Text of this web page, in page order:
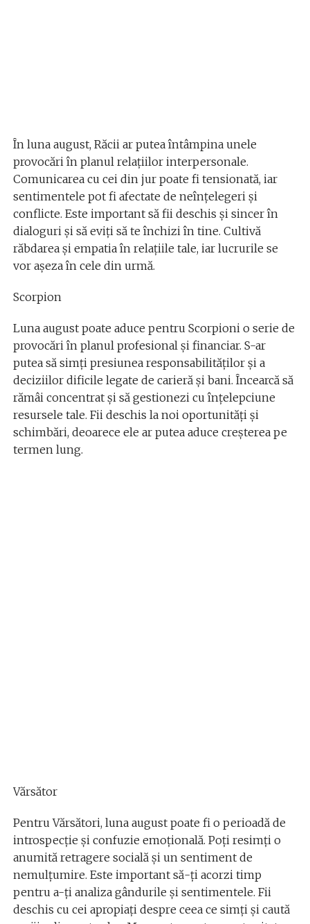
În luna august, Răcii ar putea întâmpina unele
provocări în planul relațiilor interpersonale.
Comunicarea cu cei din jur poate fi tensionată, iar
sentimentele pot fi afectate de neînțelegeri și
conflicte. Este important să fii deschis și sincer în
dialoguri și să eviți să te închizi în tine. Cultivă
răbdarea și empatia în relațiile tale, iar lucrurile se
vor așeza în cele din urmă.
Scorpion
Luna august poate aduce pentru Scorpioni o serie de
provocări în planul profesional și financiar. S-ar
putea să simți presiunea responsabilităților și a
deciziilor dificile legate de carieră și bani. Încearcă să
rămâi concentrat și să gestionezi cu înțelepciune
resursele tale. Fii deschis la noi oportunități și
schimbări, deoarece ele ar putea aduce creșterea pe
termen lung.
Vărsător
Pentru Vărsători, luna august poate fi o perioadă de
introspecție și confuzie emoțională. Poți resimți o
anumită retragere socială și un sentiment de
nemulțumire. Este important să-ți acorzi timp
pentru a-ți analiza gândurile și sentimentele. Fii
deschis cu cei apropiați despre ceea ce simți și caută